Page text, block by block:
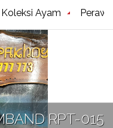
Koleksi Ayam
RPT-015